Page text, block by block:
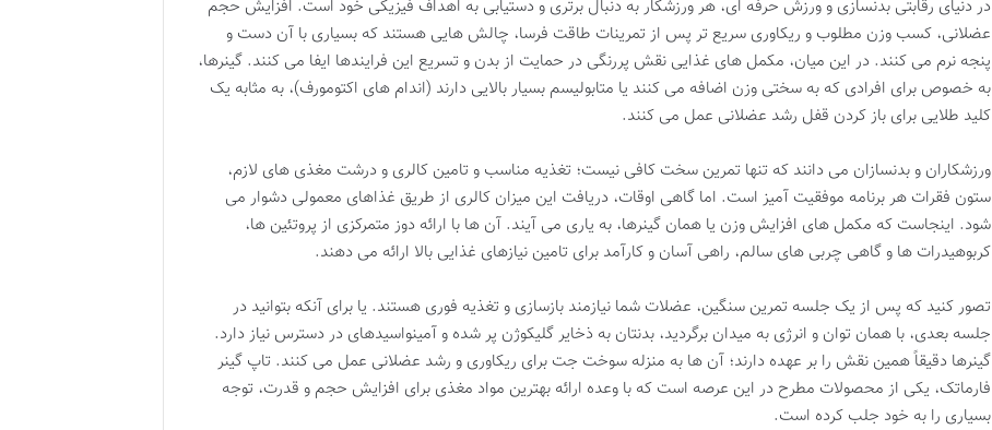
در دنیای رقابتی بدنسازی و ورزش حرفه ای، هر ورزشکار به دنبال برتری و دستیابی به اهداف فیزیکی خود است. افزایش حجم
عضلانی، کسب وزن مطلوب و ریکاوری سریع تر پس از تمرینات طاقت فرسا، چالش هایی هستند که بسیاری با آن دست و
پنجه نرم می کنند. در این میان، مکمل های غذایی نقش پررنگی در حمایت از بدن و تسریع این فرایندها ایفا می کنند. گینرها،
به خصوص برای افرادی که به سختی وزن اضافه می کنند یا متابولیسم بسیار بالایی دارند (اندام های اکتومورف)، به مثابه یک
کلید طلایی برای باز کردن قفل رشد عضلانی عمل می کنند.
ورزشکاران و بدنسازان می دانند که تنها تمرین سخت کافی نیست؛ تغذیه مناسب و تامین کالری و درشت مغذی های لازم،
ستون فقرات هر برنامه موفقیت آمیز است. اما گاهی اوقات، دریافت این میزان کالری از طریق غذاهای معمولی دشوار می
شود. اینجاست که مکمل های افزایش وزن یا همان گینرها، به یاری می آیند. آن ها با ارائه دوز متمرکزی از پروتئین ها،
کربوهیدرات ها و گاهی چربی های سالم، راهی آسان و کارآمد برای تامین نیازهای غذایی بالا ارائه می دهند.
تصور کنید که پس از یک جلسه تمرین سنگین، عضلات شما نیازمند بازسازی و تغذیه فوری هستند. یا برای آنکه بتوانید در
جلسه بعدی، با همان توان و انرژی به میدان برگردید، بدنتان به ذخایر گلیکوژن پر شده و آمینواسیدهای در دسترس نیاز دارد.
گینرها دقیقاً همین نقش را بر عهده دارند؛ آن ها به منزله سوخت جت برای ریکاوری و رشد عضلانی عمل می کنند. تاپ گینر
فارماتک، یکی از محصولات مطرح در این عرصه است که با وعده ارائه بهترین مواد مغذی برای افزایش حجم و قدرت، توجه
بسیاری را به خود جلب کرده است.